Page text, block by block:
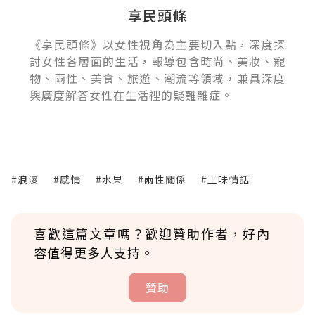
享民頭條
《享民頭條》以女性視角為主要切入點，深度探
討女性各層面的生活，報導包含時尚、美妝、寵
物、兩性、美食、旅遊、潮流等領域，兼具深度
與廣度解答女性在生活裡的疑難雜症。
#浪漫 #感情 #水果 #兩性關係 #土味情話
喜歡這篇文章嗎？歡迎贊助作者，好內
容值得更多人支持。
贊助